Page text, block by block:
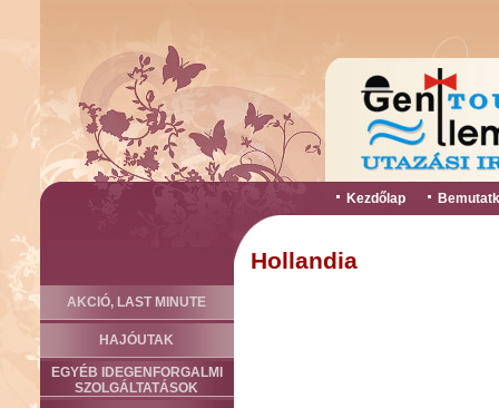
Kezdőlap
AKCIÓ, LAST MINUTE
HAJÓUTAK
EGYÉB IDEGENFORGALMI
SZOLGÁLTATÁSOK
Hollandia